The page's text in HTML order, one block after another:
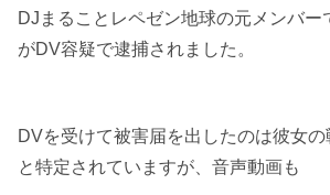
DJまることレペゼン地球の元メンバー
がDV容疑で逮捕されました。
DVを受けて被害届を出したのは彼女
と特定されていますが、音声動画も